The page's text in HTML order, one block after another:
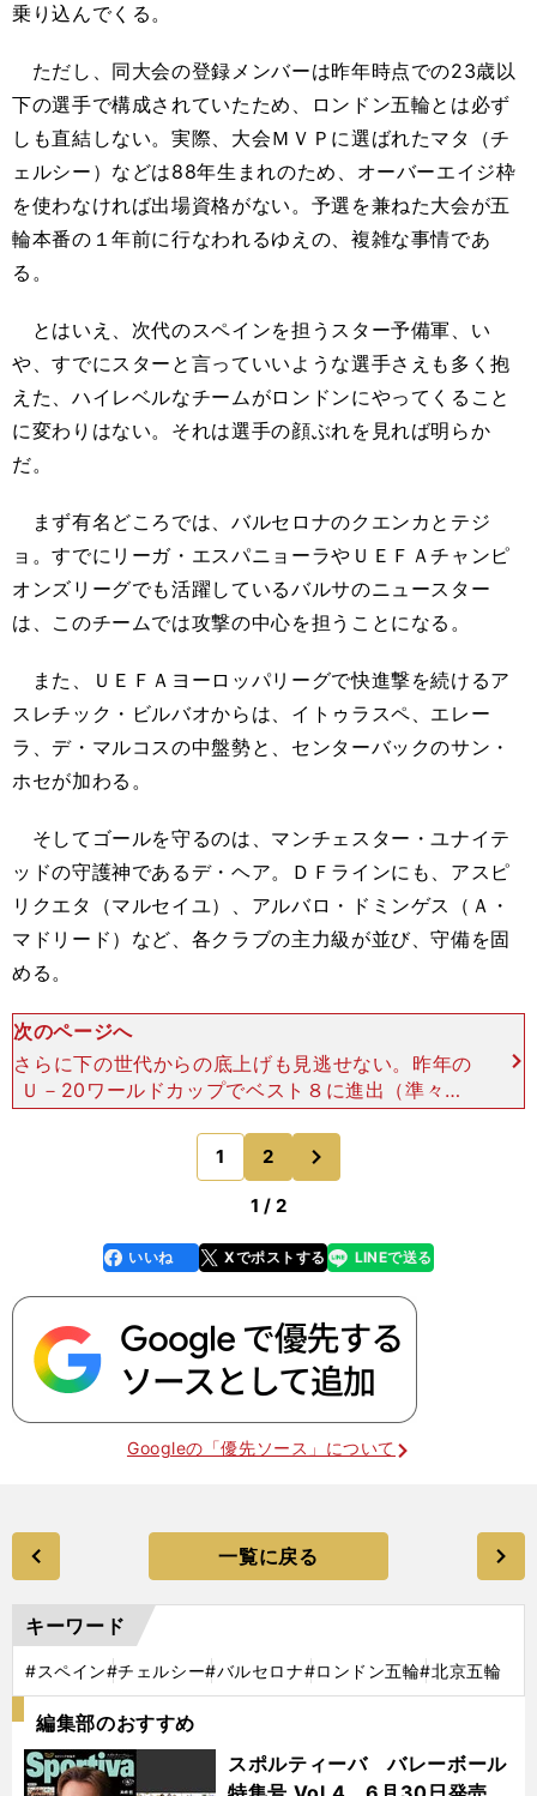
乗り込んでくる。
ただし、同大会の登録メンバーは昨年時点での23歳以
下の選手で構成されていたため、ロンドン五輪とは必ず
しも直結しない。実際、大会ＭＶＰに選ばれたマタ（チ
ェルシー）などは88年生まれのため、オーバーエイジ枠
を使わなければ出場資格がない。予選を兼ねた大会が五
輪本番の１年前に行なわれるゆえの、複雑な事情であ
る。
とはいえ、次代のスペインを担うスター予備軍、い
や、すでにスターと言っていいような選手さえも多く抱
えた、ハイレベルなチームがロンドンにやってくること
に変わりはない。それは選手の顔ぶれを見れば明らか
だ。
まず有名どころでは、バルセロナのクエンカとテジ
ョ。すでにリーガ・エスパニョーラやＵＥＦＡチャンピ
オンズリーグでも活躍しているバルサのニュースター
は、このチームでは攻撃の中心を担うことになる。
また、ＵＥＦＡヨーロッパリーグで快進撃を続けるア
スレチック・ビルバオからは、イトゥラスペ、エレー
ラ、デ・マルコスの中盤勢と、センターバックのサン・
ホセが加わる。
そしてゴールを守るのは、マンチェスター・ユナイテ
ッドの守護神であるデ・ヘア。ＤＦラインにも、アスピ
リクエタ（マルセイユ）、アルバロ・ドミンゲス（Ａ・
マドリード）など、各クラブの主力級が並び、守備を固
める。
次のページへ
さらに下の世代からの底上げも見逃せない。昨年の
Ｕ－20ワールドカップでベスト８に進出（準々決
勝ではＰＫ戦の末、優勝したブラジルに惜敗）した
チームからも、テジョのほか、バスケス（エスパニ
ョール）、コケ（
1 2
1 / 2
faceboo
k
いいね Xでポストする
line LINEで送る
Googleの「優先ソース」について
一覧に戻る
キーワード
#スペイン#チェルシー#バルセロナ#ロンドン五輪#北京五輪
編集部のおすすめ
スポルティーバ バレーボール